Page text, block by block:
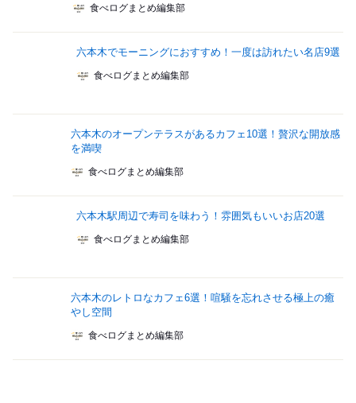
食べログまとめ編集部
六本木でモーニングにおすすめ！一度は訪れたい名店9選
食べログまとめ編集部
六本木のオープンテラスがあるカフェ10選！贅沢な開放感
を満喫
食べログまとめ編集部
六本木駅周辺で寿司を味わう！雰囲気もいいお店20選
食べログまとめ編集部
六本木のレトロなカフェ6選！喧騒を忘れさせる極上の癒
やし空間
食べログまとめ編集部